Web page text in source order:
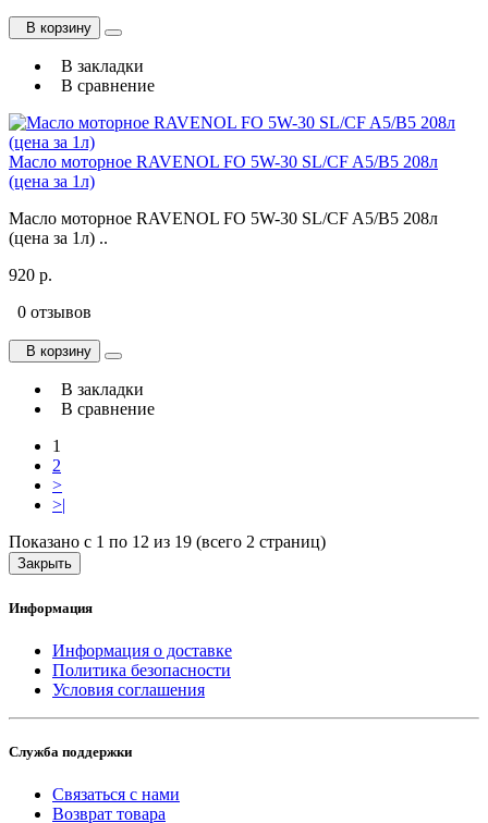
В корзину
В закладки
В сравнение
Масло моторное RAVENOL FO 5W-30 SL/CF A5/B5 208л
(цена за 1л)
Масло моторное RAVENOL FO 5W-30 SL/CF A5/B5 208л
(цена за 1л) ..
920 р.
0 отзывов
В корзину
В закладки
В сравнение
1
2
>
>|
Показано с 1 по 12 из 19 (всего 2 страниц)
Закрыть
Информация
Информация о доставке
Политика безопасности
Условия соглашения
Служба поддержки
Связаться с нами
Возврат товара